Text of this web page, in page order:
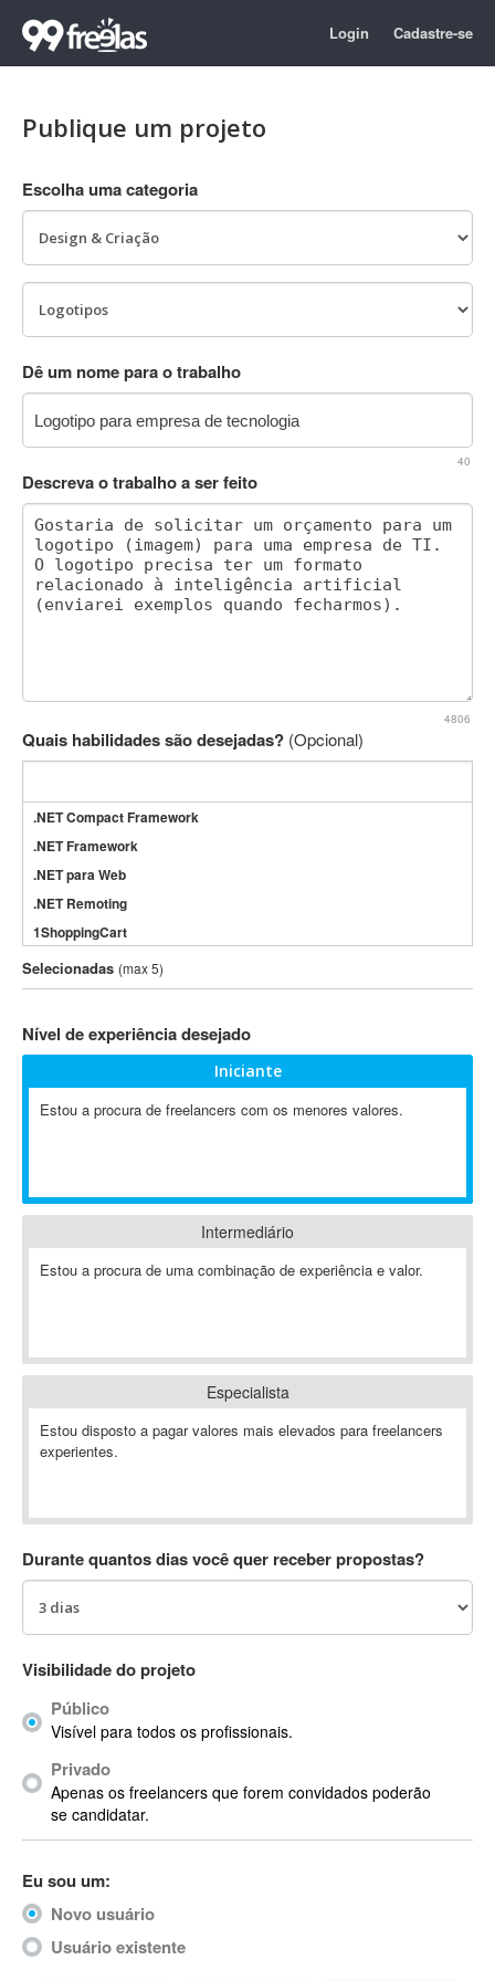
Login Cadastre-se
Publique um projeto
Escolha uma categoria
Dê um nome para o trabalho
40
Descreva o trabalho a ser feito
4806
Quais habilidades são desejadas? (Opcional)
.NET Compact Framework
.NET Framework
.NET para Web
.NET Remoting
1ShoppingCart
3DS Max
3GSM
802.11
A-GPS
ABAP
Abaqus
ABBYY FineReader
Ableton
Ableton Push
Abstract
AC3
ACID Pro
ACPI
Acrobat
Acrobat X
Acronis
ACT
Actimize
ActionScript
ActionScript 3
Selecionadas (max 5)
Nível de experiência desejado
Iniciante
Estou a procura de freelancers com os menores valores.
Intermediário
Estou a procura de uma combinação de experiência e valor.
Especialista
Estou disposto a pagar valores mais elevados para freelancers
experientes.
Durante quantos dias você quer receber propostas?
Visibilidade do projeto
Público
Visível para todos os profissionais.
Privado
Apenas os freelancers que forem convidados poderão
se candidatar.
Eu sou um:
Novo usuário
Usuário existente